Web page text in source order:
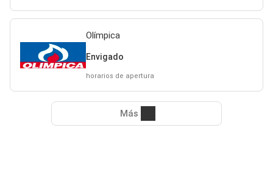
Olímpica
Envigado
horarios de apertura
Más